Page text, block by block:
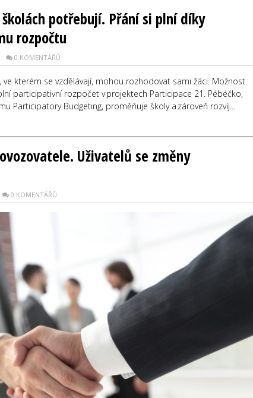
potřebují. Přání si plní díky
rozpočtu
0 KOMENTÁŘŮ
kterém se vzdělávají, mohou rozhodovat sami žáci. Možnost
participativní rozpočet v projektech Participace 21. Pébéčko,
Participatory Budgeting, proměňuje školy a zároveň rozvíj...
Uživatelů se změny
0 KOMENTÁŘŮ